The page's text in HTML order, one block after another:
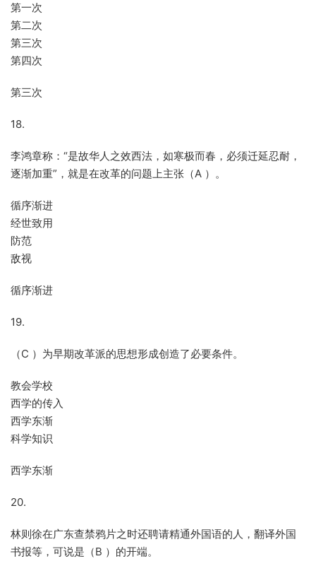
第一次
第二次
第三次
第四次
第三次
18.
李鸿章称：“是故华人之效西法，如寒极而春，必须迁延忍耐，
逐渐加重”，就是在改革的问题上主张（A ）。
循序渐进
经世致用
防范
敌视
循序渐进
19.
（C ）为早期改革派的思想形成创造了必要条件。
教会学校
西学的传入
西学东渐
科学知识
西学东渐
20.
林则徐在广东查禁鸦片之时还聘请精通外国语的人，翻译外国
书报等，可说是（B ）的开端。